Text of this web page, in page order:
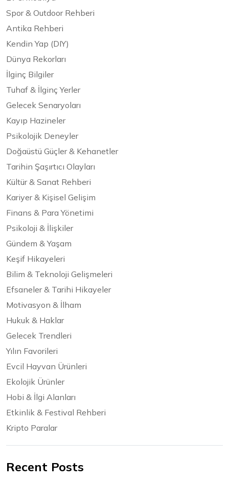
Spor & Outdoor Rehberi
Antika Rehberi
Kendin Yap (DIY)
Dünya Rekorları
İlginç Bilgiler
Tuhaf & İlginç Yerler
Gelecek Senaryoları
Kayıp Hazineler
Psikolojik Deneyler
Doğaüstü Güçler & Kehanetler
Tarihin Şaşırtıcı Olayları
Kültür & Sanat Rehberi
Kariyer & Kişisel Gelişim
Finans & Para Yönetimi
Psikoloji & İlişkiler
Gündem & Yaşam
Keşif Hikayeleri
Bilim & Teknoloji Gelişmeleri
Efsaneler & Tarihi Hikayeler
Motivasyon & İlham
Hukuk & Haklar
Gelecek Trendleri
Yılın Favorileri
Evcil Hayvan Ürünleri
Ekolojik Ürünler
Hobi & İlgi Alanları
Etkinlik & Festival Rehberi
Kripto Paralar
Recent Posts